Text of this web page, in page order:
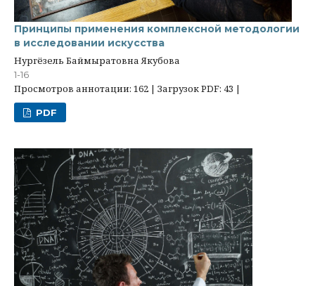
Принципы применения комплексной методологии
в исследовании искусства
Нургёзель Баймыратовна Якубова
1-16
Просмотров аннотации: 162 | Загрузок PDF: 43 |
PDF